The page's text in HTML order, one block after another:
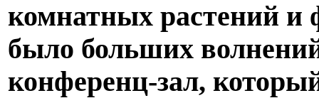
комнатных растений и
было больших
конференц-зал,